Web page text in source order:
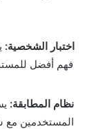
اختبار الشخصية:
فهم أفضل
نظام المطابقة:
المستخدمين مع